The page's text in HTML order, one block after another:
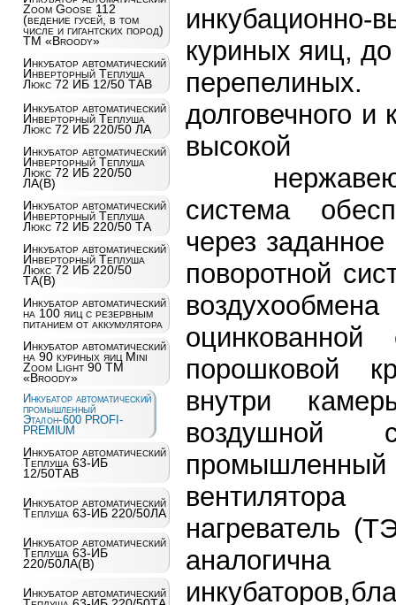
Zoom Goose 112
(ведение гусей, в том
числе и гигантских пород)
ТМ «Broody»
Инкубатор автоматический
Инверторный Теплуша
Люкс 72 ИБ 12/50 ТАВ
Инкубатор автоматический
Инверторный Теплуша
Люкс 72 ИБ 220/50 ЛА
Инкубатор автоматический
Инверторный Теплуша
Люкс 72 ИБ 220/50
ЛА(В)
Инкубатор автоматический
Инверторный Теплуша
Люкс 72 ИБ 220/50 ТА
Инкубатор автоматический
Инверторный Теплуша
Люкс 72 ИБ 220/50
ТА(В)
Инкубатор автоматический
на 100 яиц c резервным
питанием от аккумулятора
Инкубатор автоматический
на 90 куриных яиц Mini
Zoom Light 90 ТМ
«Broody»
Инкубатор автоматический
промышленный
Эталон-600 PROFI-
PREMIUM
Инкубатор автоматический
Теплуша 63-ИБ
12/50ТАВ
Инкубатор автоматический
Теплуша 63-ИБ 220/50ЛА
Инкубатор автоматический
Теплуша 63-ИБ
220/50ЛА(В)
Инкубатор автоматический
куриных яиц,
долговечного и
система
через
поворотной
воздухообмена
порошковой
внутри
воздушной
нагреватель
аналогична